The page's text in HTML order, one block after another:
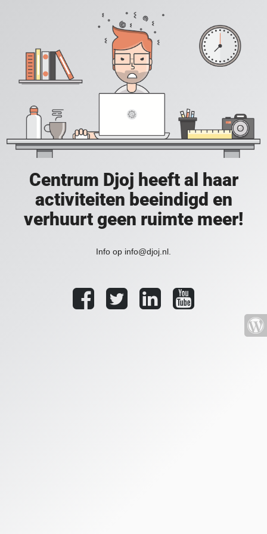
Centrum Djoj heeft al haar
activiteiten beeindigd en
verhuurt geen ruimte meer!
Info op info@djoj.nl.